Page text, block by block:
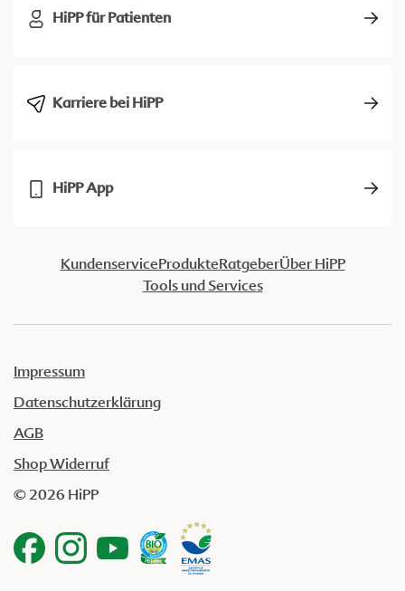
HiPP für Patienten
Karriere bei HiPP
HiPP App
KundenserviceProdukteRatgeberÜber HiPP
Tools und Services
Impressum
Datenschutzerklärung
AGB
Shop Widerruf
© 2026 HiPP